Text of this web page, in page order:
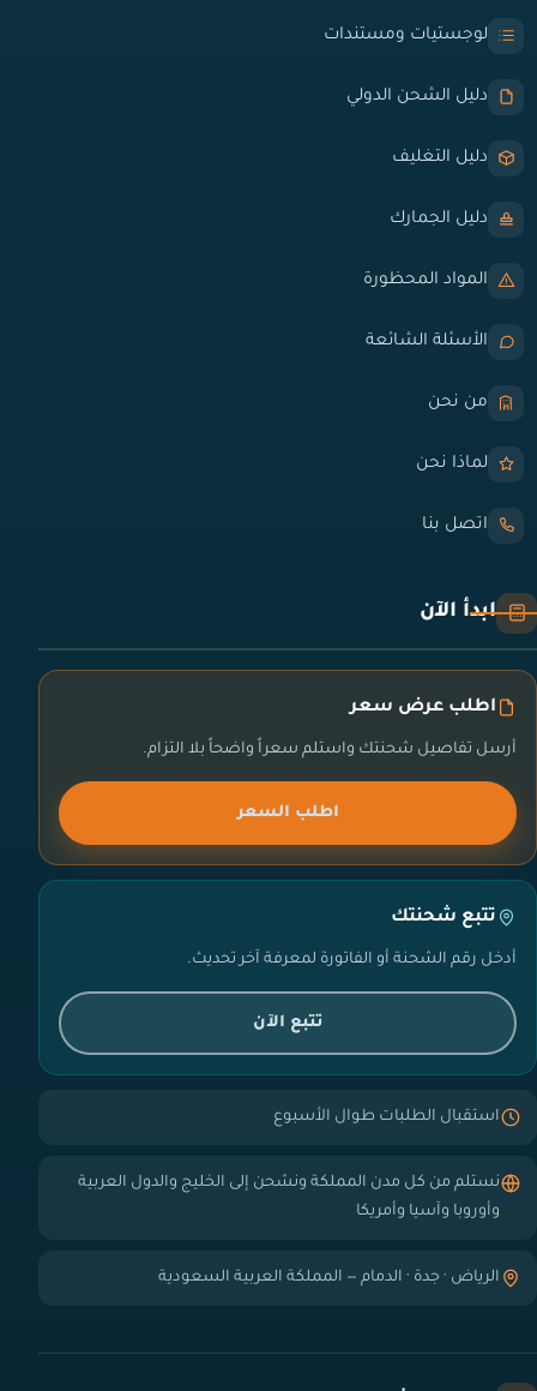
لوجستيات ومستندات
دليل الشحن الدولي
دليل التغليف
دليل الجمارك
المواد المحظورة
الأسئلة الشائعة
من نحن
لماذا نحن
اتصل بنا
ابدأ الآن
اطلب عرض سعر
أرسل تفاصيل شحنتك واستلم سعراً واضحاً بلا التزام.
اطلب السعر
تتبع شحنتك
أدخل رقم الشحنة أو الفاتورة لمعرفة آخر تحديث.
تتبع الآن
استقبال الطلبات طوال الأسبوع
نستلم من كل مدن المملكة ونشحن إلى الخليج والدول العربية
وأوروبا وآسيا وأمريكا
الرياض · جدة · الدمام — المملكة العربية السعودية